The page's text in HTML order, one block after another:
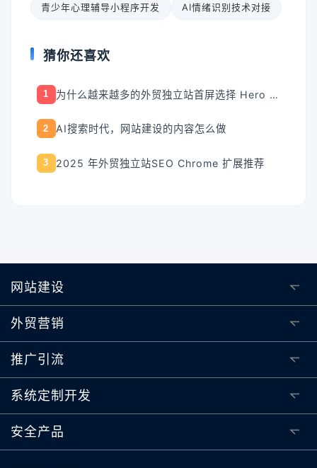
青少年心理辅导小程序开发 AI情绪识别技术对接
猜你还喜欢
1 为什么越来越多的外贸独立站首屏选择 Hero Banner?
2 AI搜索时代，网站建设的内容怎么做
3 2025 年外贸独立站SEO Chrome 扩展推荐
网站建设
外贸营销
推广引流
系统定制开发
安全产品